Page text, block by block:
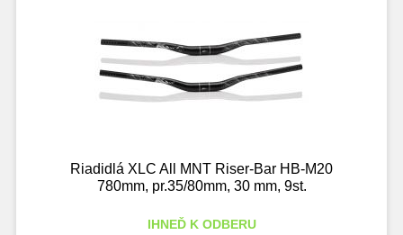
Riadidlá XLC All MNT Riser-Bar HB-M20
780mm, pr.35/80mm, 30 mm, 9st.
IHNEĎ K ODBERU